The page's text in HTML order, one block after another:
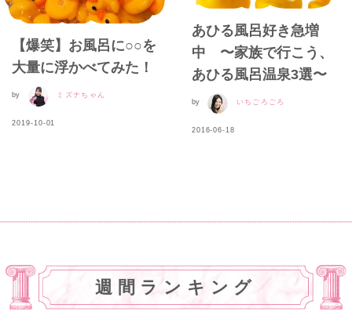
【爆笑】お風呂に○○を
大量に浮かべてみた！
by ミズナちゃん
2019-10-01
あひる風呂好き急増
中 〜家族で行こう、
あひる風呂温泉3選〜
by いちごろごろ
2016-06-18
週間ランキング